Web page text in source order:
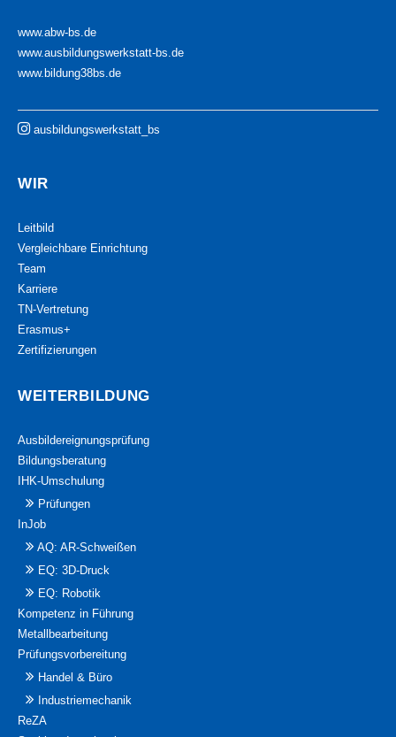
www.abw-bs.de
www.ausbildungswerkstatt-bs.de
www.bildung38bs.de
ausbildungswerkstatt_bs
WIR
Leitbild
Vergleichbare Einrichtung
Team
Karriere
TN-Vertretung
Erasmus+
Zertifizierungen
WEITERBILDUNG
Ausbildereignungsprüfung
Bildungsberatung
IHK-Umschulung
Prüfungen
InJob
AQ: AR-Schweißen
EQ: 3D-Druck
EQ: Robotik
Kompetenz in Führung
Metallbearbeitung
Prüfungsvorbereitung
Handel & Büro
Industriemechanik
ReZA